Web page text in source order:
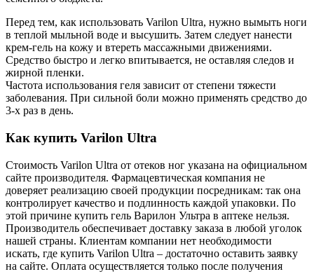
Перед тем, как использовать Varilon Ultra, нужно вымыть ноги
в теплой мыльной воде и высушить. Затем следует нанести
крем-гель на кожу и втереть массажными движениями.
Средство быстро и легко впитывается, не оставляя следов и
жирной пленки.
Частота использования геля зависит от степени тяжести
заболевания. При сильной боли можно применять средство до
3-х раз в день.
Как купить Varilon Ultra
Стоимость Varilon Ultra от отеков ног указана на официальном
сайте производителя. Фармацевтическая компания не
доверяет реализацию своей продукции посредникам: так она
контролирует качество и подлинность каждой упаковки. По
этой причине купить гель Варилон Ультра в аптеке нельзя.
Производитель обеспечивает доставку заказа в любой уголок
нашей страны. Клиентам компании нет необходимости
искать, где купить Varilon Ultra – достаточно оставить заявку
на сайте. Оплата осуществляется только после получения